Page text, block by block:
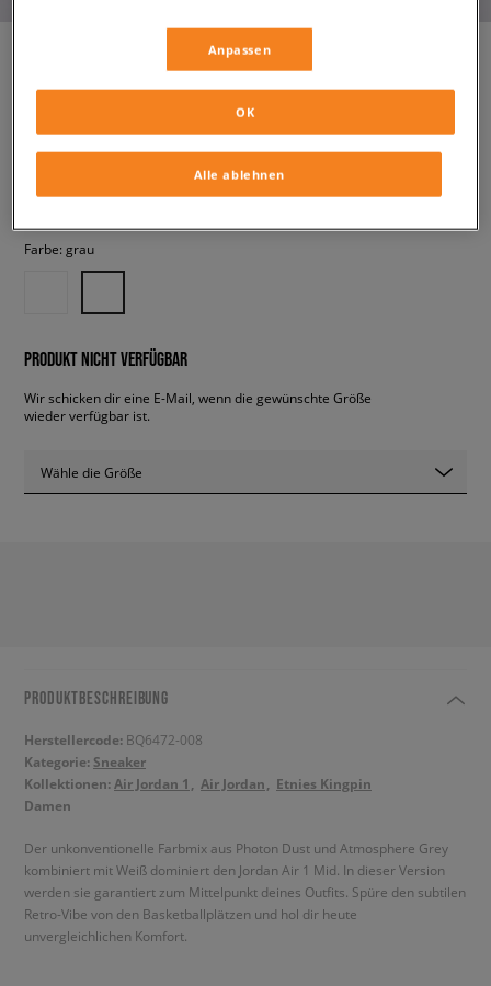
damen, sneaker
99,99 €
Farbe:grau
PRODUKT NICHT VERFÜGBAR
Wir schicken dir eine E-Mail, wenn die gewünschte Größe
wieder verfügbar ist.
Wähle die Größe
PRODUKTBESCHREIBUNG
Herstellercode: BQ6472-008
Kategorie: Sneaker
Kollektionen:Air Jordan 1 Air Jordan
Etnies Kingpin
Damen
Der unkonventionelle Farbmix aus Photon Dust und Atmosphere Grey
kombiniert mit Weiß dominiert den Jordan Air 1 Mid. In dieser Version
werden sie garantiert zum Mittelpunkt deines Outfits. Spüre den subtilen
Retro-Vibe von den Basketballplätzen und hol dir heute
unvergleichlichen Komfort.
Anpassen
Alle ablehnen
OK